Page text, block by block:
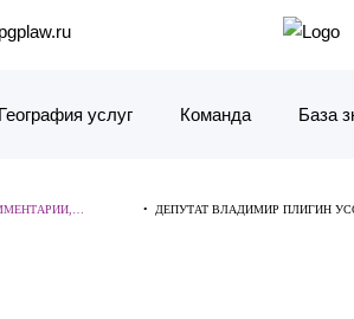
География услуг Команда База
• ДЕПУТАТ ВЛАДИМИР ПЛИГИН